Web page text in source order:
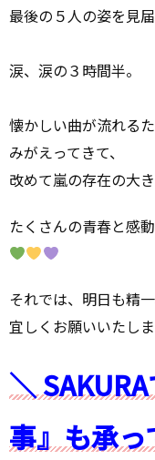
最後の５人の姿を見
涙、涙の３時間半。
懐かしい曲が流れる
みがえってきて、
改めて嵐の存在の大
たくさんの青春と感
それでは、明日も精
宜しくお願いいたし
＼
事』も承